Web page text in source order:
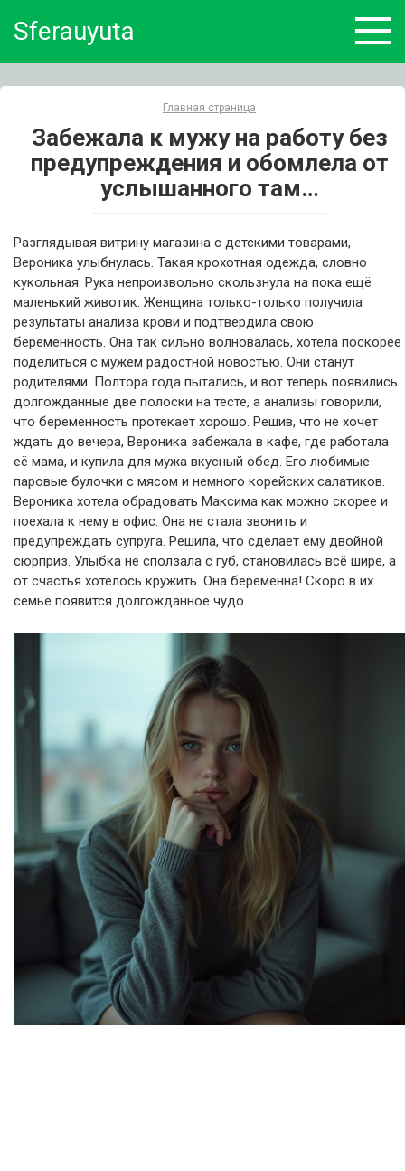
Sferauyuta
Главная страница
Забежала к мужу на работу без
предупреждения и обомлела от
услышанного там…
Разглядывая витрину магазина с детскими товарами,
Вероника улыбнулась. Такая крохотная одежда, словно
кукольная. Рука непроизвольно скользнула на пока ещё
маленький животик. Женщина только-только получила
результаты анализа крови и подтвердила свою
беременность. Она так сильно волновалась, хотела поскорее
поделиться с мужем радостной новостью. Они станут
родителями. Полтора года пытались, и вот теперь появились
долгожданные две полоски на тесте, а анализы говорили,
что беременность протекает хорошо. Решив, что не хочет
ждать до вечера, Вероника забежала в кафе, где работала
её мама, и купила для мужа вкусный обед. Его любимые
паровые булочки с мясом и немного корейских салатиков.
Вероника хотела обрадовать Максима как можно скорее и
поехала к нему в офис. Она не стала звонить и
предупреждать супруга. Решила, что сделает ему двойной
сюрприз. Улыбка не сползала с губ, становилась всё шире, а
от счастья хотелось кружить. Она беременна! Скоро в их
семье появится долгожданное чудо.